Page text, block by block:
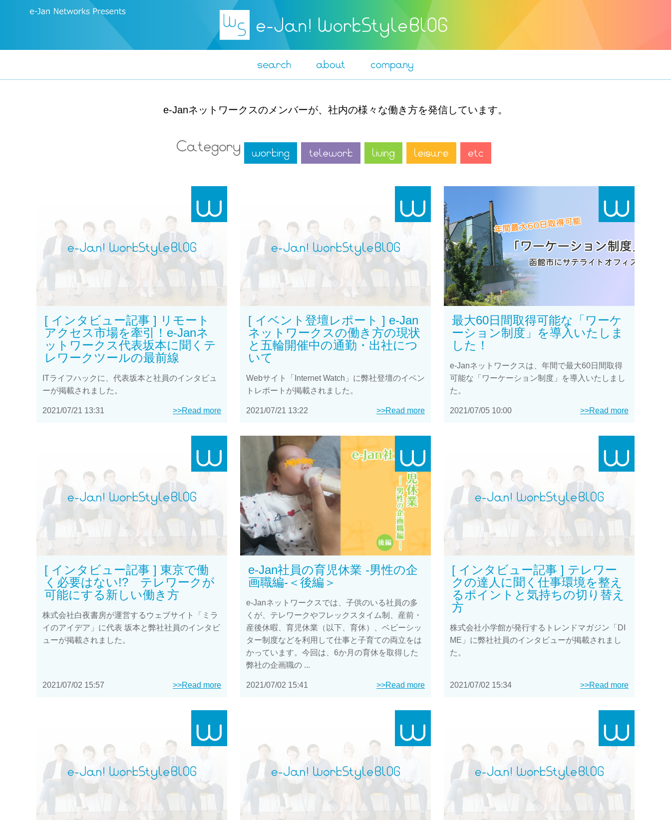
e-Janネットワークスのメンバーが、社内の様々な働き方を発信しています。
[ インタビュー記事 ] リモート
アクセス市場を牽引！e-Janネ
ットワークス代表坂本に聞くテ
レワークツールの最前線
ITライフハックに、代表坂本と社員のインタビュ
ーが掲載されました。
2021/07/21 13:31 >>Read more
[ イベント登壇レポート ] e-Jan
ネットワークスの働き方の現状
と五輪開催中の通勤・出社につ
いて
Webサイト「Internet Watch」に弊社登壇のイベン
トレポートが掲載されました。
2021/07/21 13:22 >>Read more
最大60日間取得可能な「ワーケ
ーション制度」を導入いたしま
した！
e-Janネットワークスは、年間で最大60日間取得
可能な「ワーケーション制度」を導入いたしまし
た。
2021/07/05 10:00 >>Read more
[ インタビュー記事 ] 東京で働
く必要はない!? テレワークが
可能にする新しい働き方
株式会社白夜書房が運営するウェブサイト「ミラ
イのアイデア」に代表 坂本と弊社社員のインタビ
ューが掲載されました。
2021/07/02 15:57 >>Read more
e-Jan社員の育児休業 -男性の企
画職編-＜後編＞
e-Janネットワークスでは、子供のいる社員の多
くが、テレワークやフレックスタイム制、産前・
産後休暇、育児休業（以下、育休）、ベビーシッ
ター制度などを利用して仕事と子育ての両立をは
かっています。今回は、6か月の育休を取得した
弊社の企画職の ...
2021/07/02 15:41 >>Read more
[ インタビュー記事 ] テレワー
クの達人に聞く仕事環境を整え
るポイントと気持ちの切り替え
方
株式会社小学館が発行するトレンドマガジン「DI
ME」に弊社社員のインタビューが掲載されまし
た。
2021/07/02 15:34 >>Read more